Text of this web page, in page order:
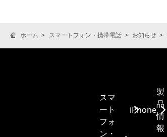
ホーム スマートフォン・携帯電話 お知らせ
スマ
ート
フォ
ン・
iPhone
製
品
情
報